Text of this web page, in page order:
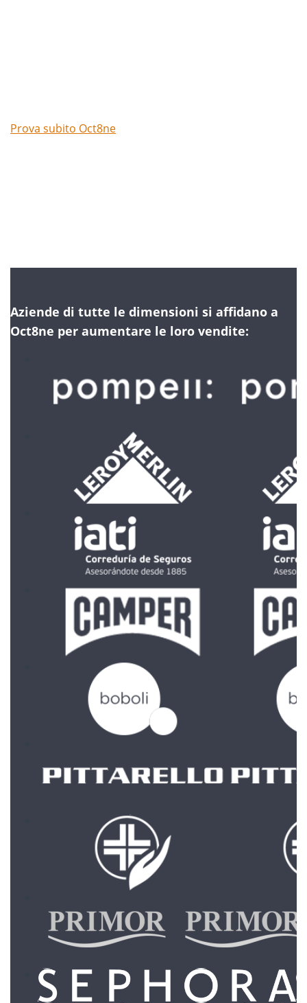
Prova subito Oct8ne
Aziende di tutte le dimensioni si affidano a
Oct8ne per aumentare le loro vendite: